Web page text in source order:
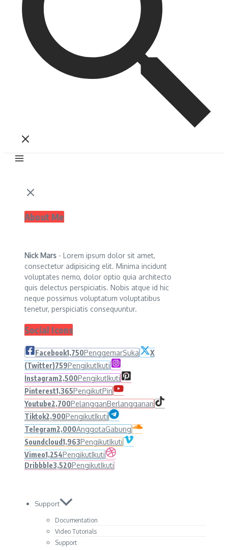
About Me
Nick Mars - Lorem ipsum dolor sit amet,
consectetur adipisicing elit. Minima incidunt
voluptates nemo, dolor optio quia architecto
quis delectus perspiciatis. Nobis atque id hic
neque possimus voluptatum voluptatibus
tenetur, perspiciatis consequuntur.
Social Icons
Facebook1,750PenggemarSuka
X
(Twitter)759PengikutIkuti
Instagram2,500PengikutIkuti
Pinterest1,365PengikutPin
Youtube2,700PelangganBerlangganan
Tiktok2,900PengikutIkuti
Telegram2,000AnggotaGabung
Soundcloud1,963PengikutIkuti
Vimeo1,254PengikutIkuti
Dribbble3,520PengikutIkuti
Support
Documentation
Video Tutorials
Support